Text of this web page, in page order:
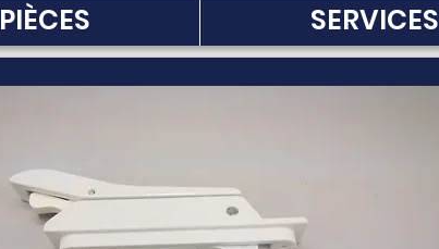
PIÈCES SERVICES